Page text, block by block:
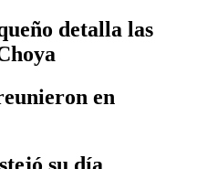
detalla las
en
su día